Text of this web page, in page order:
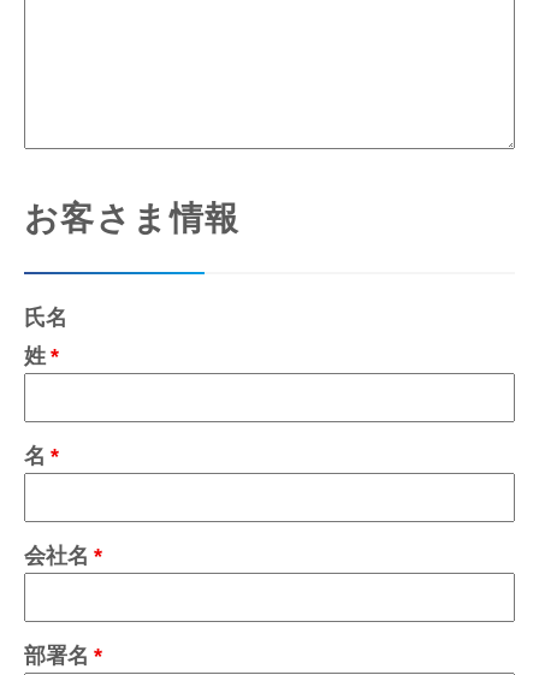
お客さま情報
姓
名
会社名
部署名